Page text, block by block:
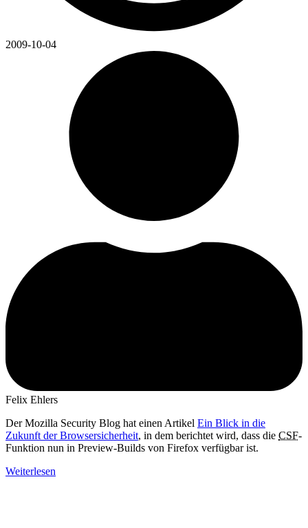
2009-10-04
Felix Ehlers
Der Mozilla Security Blog hat einen Artikel Ein Blick in die
Zukunft der Browsersicherheit, in dem berichtet wird, dass die CSF-
Funktion nun in Preview-Builds von Firefox verfügbar ist.
Weiterlesen